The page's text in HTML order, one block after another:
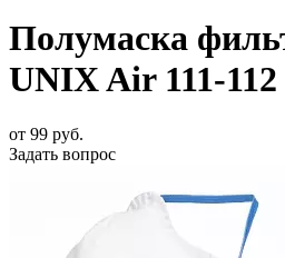
Полумаска
UNIX Air 111-112
от 99 руб.
Задать вопрос